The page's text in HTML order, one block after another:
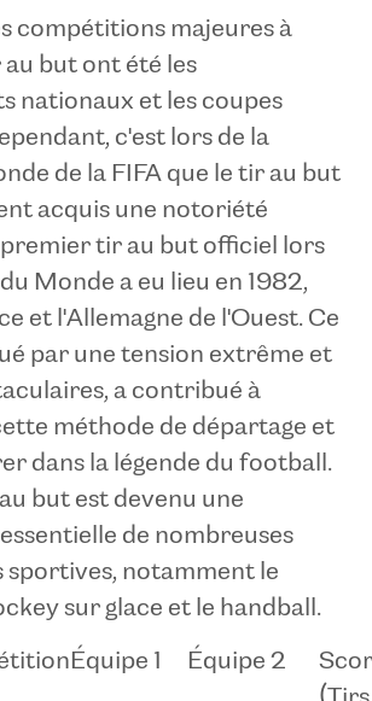
compétitions majeures à
but ont été les
nationaux et les coupes
c'est lors de la
de la FIFA que le tir au but
acquis une notoriété
premier tir au but officiel lors
Monde a eu lieu en 1982,
et l'Allemagne de l'Ouest. Ce
par une tension extrême et
a contribué à
méthode de départage et
dans la légende du football.
but est devenu une
de nombreuses
notamment le
sur glace et le handball.
Équipe 1 Équipe 2